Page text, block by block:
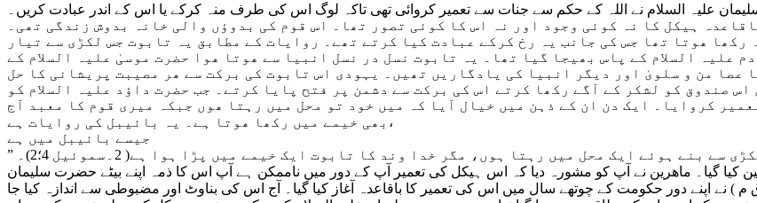
علیہ السلام نے اللہ کے حکم سے جنات سے تعمیر کروائی تھی تاکہ لوگ اس کی طرف منہ کرکے یا اس کے اندر عبادت کریں۔
ہیکل کا نہ کوئی وجود اور نہ اس کا کوئی تصور تھا۔ اس قوم کی بدوؤں والی خانہ بدوش زندگی تھی۔
ھوتا تھا جس کی جانب یہ رخ کرکے عبادت کیا کرتے تھے۔ روایات کے مطابق یہ تابوت جس لکڑی سے تیار
علیہ السلام کے پاس بھیجا گیا تھا۔ یہ تابوت نسل در نسل انبیا سے ھوتا ھوا حضرت موسیٰ علیہ السلام کے
عصا من و سلویٰ اور دیگر انبیا کی یادگاریں تھیں۔ یہودی اس تابوت کی برکت سے ھر مصیبت پریشانی کا حل
صندوق کو لشکر کے آگے رکھا کرتے اس کی برکت سے دشمن پر فتح پایا کرتے۔ جب حضرت داؤد علیہ السلام کو
کروایا۔ ایک دن ان کے ذہن میں خیال آیا کہ میں خود تو محل میں رہتا ھوں جبکہ میری قوم کا معبد آج
بھی خیمے میں رکھا ھوتا ہے۔ یہ بائیبل کی روایات ہے،
جیسے بائیبل میں ہے
بنے ہوئے ایک محل میں رہتا ہوں، مگر خدا وند کا تابوت ایک خیمے میں پڑا ہوا ہے( 2۔سموئیل 4؛2)۔
کیا گیا۔ ماھرین نے آپ کو مشورہ دیا کہ اس ہیکل کی تعمیر آپ کے دور میں ناممکن ہے آپ اس کا ذمہ اپنے بیٹے حضرت سلیمان
السلام کو دے دیجئیے۔ چنانچہ حضرت سلیمان نے (970 ق م ۔ 930 ق م ) نے اپنے دور حکومت کے چوتھے سال میں اس کی تعمیر کا باقاعدہ آغاز کیا گیا۔ آج اس کی بناوٹ اور مضبوطی سے اندازہ کیا جا